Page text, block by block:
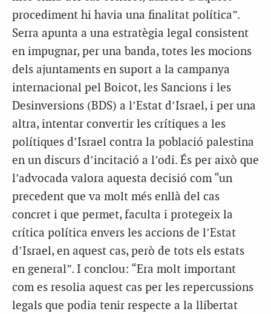
procediment hi havia una finalitat política”.
Serra apunta a una estratègia legal consistent
en impugnar, per una banda, totes les mocions
dels ajuntaments en suport a la campanya
internacional pel Boicot, les Sancions i les
Desinversions (BDS) a l’Estat d’Israel, i per una
altra, intentar convertir les crítiques a les
polítiques d’Israel contra la població palestina
en un discurs d’incitació a l’odi. És per això que
l’advocada valora aquesta decisió com “un
precedent que va molt més enllà del cas
concret i que permet, faculta i protegeix la
crítica política envers les accions de l’Estat
d’Israel, en aquest cas, però de tots els estats
en general”. I conclou: “Era molt important
com es resolia aquest cas per les repercussions
legals que podia tenir respecte a la llibertat